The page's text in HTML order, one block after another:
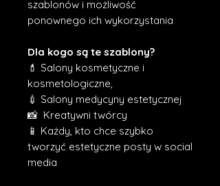
szablonów i możliwość
ponownego ich wykorzystania
Dla kogo są te szablony?
💄 Salony kosmetyczne i
kosmetologiczne,
💉 Salony medycyny estetycznej
📸 Kreatywni twórcy
📱 Każdy, kto chce szybko
tworzyć estetyczne posty w social
media